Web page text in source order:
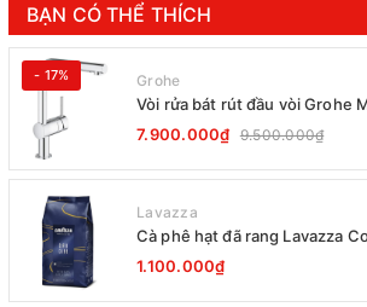
BẠN CÓ THỂ THÍCH
- 17% Grohe
Vòi rửa bát rút đầu vòi Grohe
7.900.000₫ 9.500.000₫
Lavazza
Cà phê hạt đã rang Lavazza
Super Crema 1000g Date 12-
1.100.000₫